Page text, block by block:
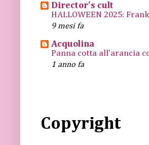
Director's cult
HALLOWEEN 2025:
9 mesi fa
Acquolina
Panna cotta all'arancia
1 anno fa
Copyright